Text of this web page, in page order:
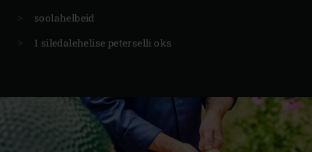
soolahelbeid
1 siledalehelise peterselli oks